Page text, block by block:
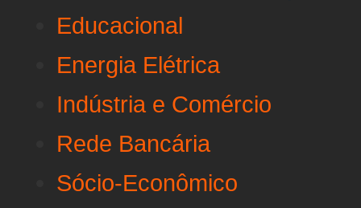
Educacional
Energia Elétrica
Indústria e Comércio
Rede Bancária
Sócio-Econômico